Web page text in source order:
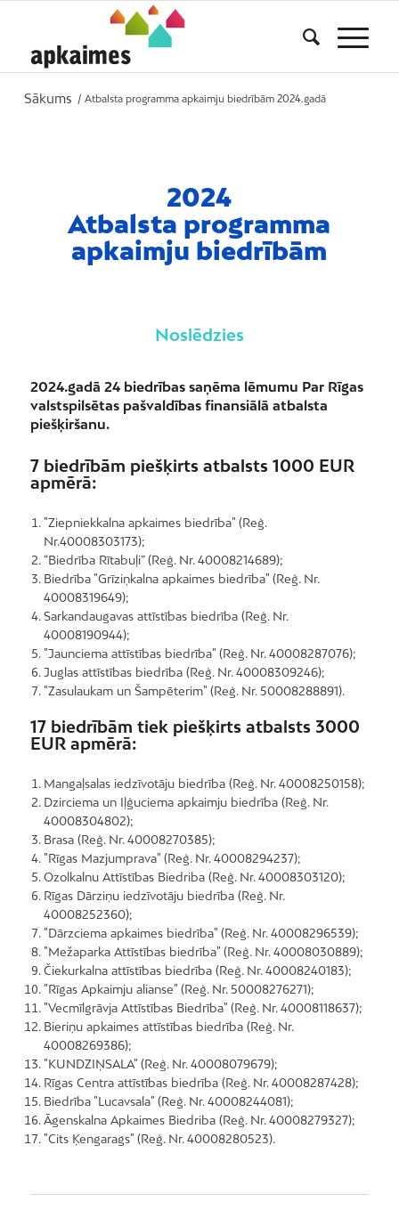
Sākums / Atbalsta programma apkaimju biedrībām 2024.gadā
2024
Atbalsta programma
apkaimju biedrībām
Noslēdzies
2024.gadā 24 biedrības saņēma lēmumu Par Rīgas
valstspilsētas pašvaldības finansiālā atbalsta
piešķiršanu.
7 biedrībām piešķirts atbalsts 1000 EUR
apmērā:
"Ziepniekkalna apkaimes biedrība" (Reģ.
Nr.40008303173);
“Biedrība Rītabuļi” (Reģ. Nr. 40008214689);
Biedrība "Grīziņkalna apkaimes biedrība" (Reģ. Nr.
40008319649);
Sarkandaugavas attīstības biedrība (Reģ. Nr.
40008190944);
"Jaunciema attīstības biedrība" (Reģ. Nr. 40008287076);
Juglas attīstības biedrība (Reģ. Nr. 40008309246);
"Zasulaukam un Šampēterim" (Reģ. Nr. 50008288891).
17 biedrībām tiek piešķirts atbalsts 3000
EUR apmērā:
Mangaļsalas iedzīvotāju biedrība (Reģ. Nr. 40008250158);
Dzirciema un Iļģuciema apkaimju biedrība (Reģ. Nr.
40008304802);
Brasa (Reģ. Nr. 40008270385);
"Rīgas Mazjumprava" (Reģ. Nr. 40008294237);
Ozolkalnu Attīstības Biedriba (Reģ. Nr. 40008303120);
Rīgas Dārziņu iedzīvotāju biedrība (Reģ. Nr.
40008252360);
"Dārzciema apkaimes biedrība" (Reģ. Nr. 40008296539);
"Mežaparka Attīstības biedrība" (Reģ. Nr. 40008030889);
Čiekurkalna attīstības biedrība (Reģ. Nr. 40008240183);
"Rīgas Apkaimju alianse" (Reģ. Nr. 50008276271);
"Vecmīlgrāvja Attīstības Biedrība" (Reģ. Nr. 40008118637);
Bieriņu apkaimes attīstības biedrība (Reģ. Nr.
40008269386);
"KUNDZIŅSALA" (Reģ. Nr. 40008079679);
Rīgas Centra attīstības biedrība (Reģ. Nr. 40008287428);
Biedrība "Lucavsala" (Reģ. Nr. 40008244081);
Āgenskalna Apkaimes Biedriba (Reģ. Nr. 40008279327);
"Cits Ķengarags" (Reģ. Nr. 40008280523).